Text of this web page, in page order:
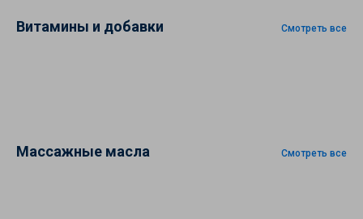
Витамины и добавки Смотреть все
Массажные масла Смотреть все